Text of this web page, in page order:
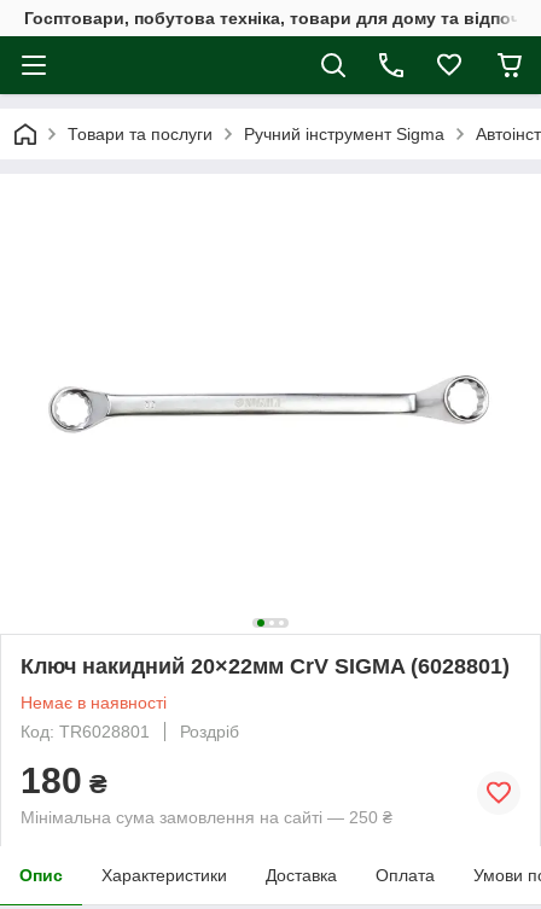
Госптовари, побутова техніка, товари для дому та
Товари та послуги Ручний інструмент Sigma
Ключ накидний 20×22мм CrV SIGMA (6028801)
Немає в наявності
Код: TR6028801
Роздріб
180 ₴
Мінімальна сума замовлення на сайті — 250 ₴
Опис Характеристики Доставка Оплата Умови